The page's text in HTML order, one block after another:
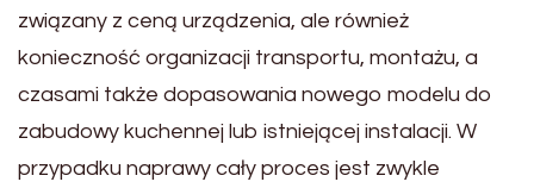
związany z ceną urządzenia, ale również
konieczność organizacji transportu, montażu, a
czasami także dopasowania nowego modelu do
zabudowy kuchennej lub istniejącej instalacji. W
przypadku naprawy cały proces jest zwykle